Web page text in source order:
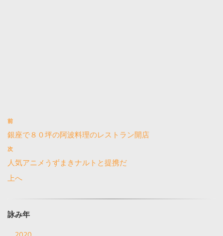
前
銀座で８０坪の阿波料理のレストラン開店
次
人気アニメうずまきナルトと提携だ
上へ
詠み年